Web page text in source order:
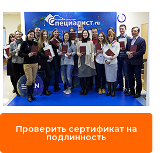
Проверить сертификат на
подлинность